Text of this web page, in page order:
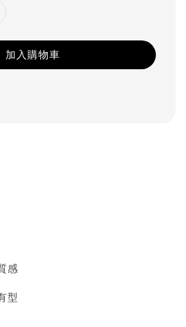
加入購物車
感
型